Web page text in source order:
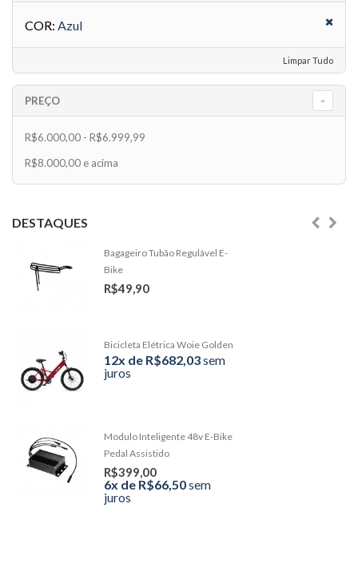
COR: Azul
Limpar Tudo
PREÇO
R$6.000,00 - R$6.999,99
R$8.000,00 e acima
DESTAQUES
Bagageiro Tubão Regulável E-
Bike
R$49,90
Bicicleta Elétrica Woie Golden
12x de R$682,03sem
juros
Modulo Inteligente 48v E-Bike
Pedal Assistido
R$399,00
6x de R$66,50sem
juros